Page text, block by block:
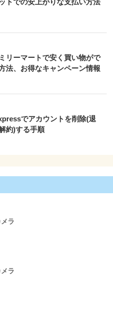
トでの安上がりな支払い方法
リーマートで安く買い物がで
法、お得なキャンペーン情報
でアカウントを削除(退
約)する手順
ラ
ラ